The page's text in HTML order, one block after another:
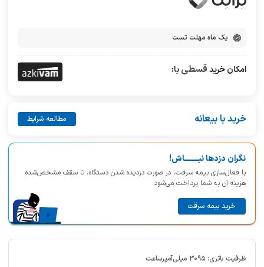
یک ماه مهلت تست
امکان خریدقسطیبا:
خرید با بیعانه مطالعه شرایط
نگران دزدها نبــــــــاش!
با فعال‌سازی بیمه سرقت، در صورت دزدیده شدن دستگاه، تا سقف مشخص‌شده
هزینه آن به شما پرداخت می‌شود.
خرید بیمه سرقت
ظرفیت باتری: ۳۰۹۵ میلی‌آمپر‌ساعت